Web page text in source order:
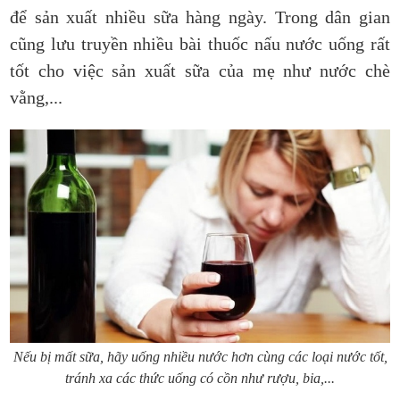
để sản xuất nhiều sữa hàng ngày. Trong dân gian
cũng lưu truyền nhiều bài thuốc nấu nước uống rất
tốt cho việc sản xuất sữa của mẹ như nước chè
vằng,...
Nếu bị mất sữa, hãy uống nhiều nước hơn cùng các loại nước tốt,
tránh xa các thức uống có cồn như rượu, bia,...